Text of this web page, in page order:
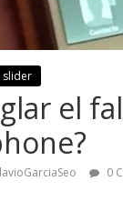
slider
el
0